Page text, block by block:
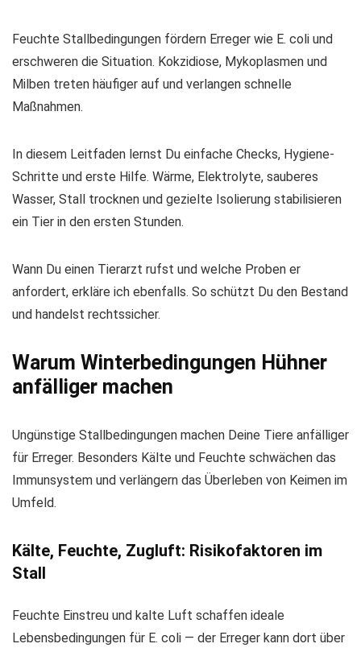
Feuchte Stallbedingungen fördern Erreger wie E. coli und
erschweren die Situation. Kokzidiose, Mykoplasmen und
Milben treten häufiger auf und verlangen schnelle
Maßnahmen.
In diesem Leitfaden lernst Du einfache Checks, Hygiene-
Schritte und erste Hilfe. Wärme, Elektrolyte, sauberes
Wasser, Stall trocknen und gezielte Isolierung stabilisieren
ein Tier in den ersten Stunden.
Wann Du einen Tierarzt rufst und welche Proben er
anfordert, erkläre ich ebenfalls. So schützt Du den Bestand
und handelst rechtssicher.
Warum Winterbedingungen Hühner
anfälliger machen
Ungünstige Stallbedingungen machen Deine Tiere anfälliger
für Erreger. Besonders Kälte und Feuchte schwächen das
Immunsystem und verlängern das Überleben von Keimen im
Umfeld.
Kälte, Feuchte, Zugluft: Risikofaktoren im
Stall
Feuchte Einstreu und kalte Luft schaffen ideale
Lebensbedingungen für E. coli — der Erreger kann dort über